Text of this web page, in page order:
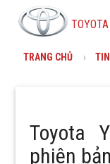
TRANG CHỦ
Toyota
phiên